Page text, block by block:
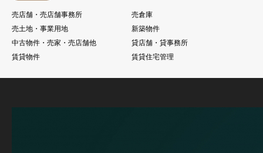
売店舗・売店舗事務所
売倉庫
売土地・事業用地
新築物件
中古物件・売家・売店舗他
貸店舗・貸事務所
賃貸物件
賃貸住宅管理